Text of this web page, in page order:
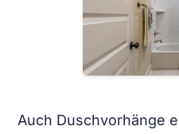
Auch Duschvorhänge